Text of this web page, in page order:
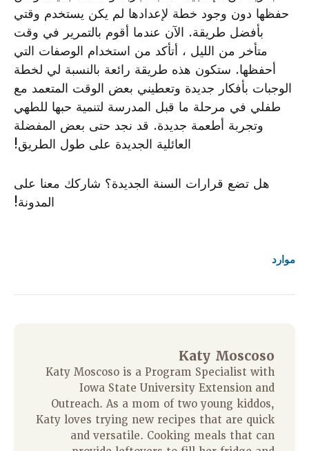
حفظها دون وجود خطة لإعدادها لم يكن يستخدم وقتي
بأفضل طريقة. الآن عندما أقوم بالتمرير في وقت
متأخر من الليل ، أتأكد من استخدام الوصفات التي
أحفظها. ستكون هذه طريقة رائعة بالنسبة لي لخطة
الوجبات بأفكار جديدة وتعطيني بعض الوقت المتعمد مع
طفلي في مرحلة ما قبل المدرسة لتنمية حبها للطهي
وتجربة أطعمة جديدة. قد نجد حتى بعض المفضلة
العائلية الجديدة على طول الطريق!
هل تضع قرارات السنة الجديدة؟ شاركك معنا على
المدونة!
موارد
Katy Moscoso
Katy Moscoso is a Program Specialist with
Iowa State University Extension and
Outreach. As a mom of two young kiddos,
Katy loves trying new recipes that are quick
and versatile. Cooking meals that can